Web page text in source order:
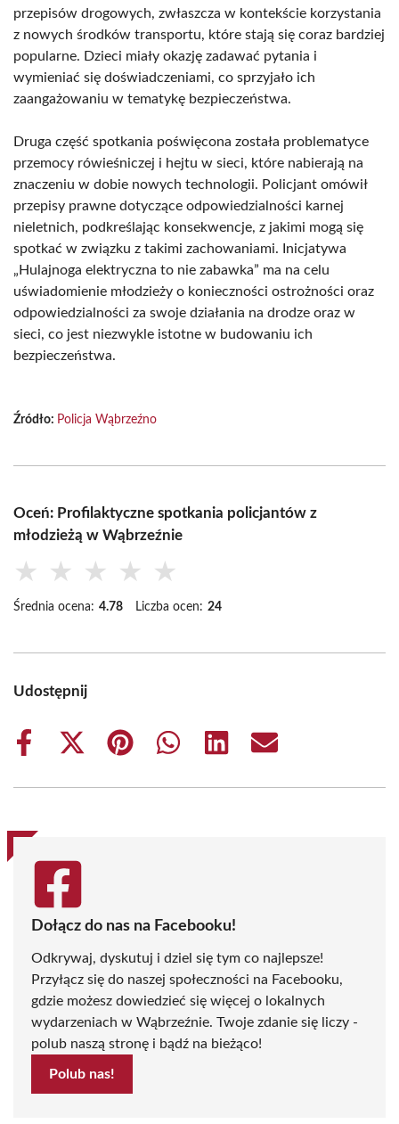
przepisów drogowych, zwłaszcza w kontekście korzystania
z nowych środków transportu, które stają się coraz bardziej
popularne. Dzieci miały okazję zadawać pytania i
wymieniać się doświadczeniami, co sprzyjało ich
zaangażowaniu w tematykę bezpieczeństwa.
Druga część spotkania poświęcona została problematyce
przemocy rówieśniczej i hejtu w sieci, które nabierają na
znaczeniu w dobie nowych technologii. Policjant omówił
przepisy prawne dotyczące odpowiedzialności karnej
nieletnich, podkreślając konsekwencje, z jakimi mogą się
spotkać w związku z takimi zachowaniami. Inicjatywa
„Hulajnoga elektryczna to nie zabawka” ma na celu
uświadomienie młodzieży o konieczności ostrożności oraz
odpowiedzialności za swoje działania na drodze oraz w
sieci, co jest niezwykle istotne w budowaniu ich
bezpieczeństwa.
Źródło: Policja Wąbrzeźno
Oceń: Profilaktyczne spotkania policjantów z
młodzieżą w Wąbrzeźnie
★ ★ ★ ★ ★
Średnia ocena: 4.78 Liczba ocen: 24
Udostępnij
Share
Share
(Twitter)
Share
Share
Share
Share
Dołącz do nas na Facebooku!
Odkrywaj, dyskutuj i dziel się tym co najlepsze!
Przyłącz się do naszej społeczności na Facebooku,
gdzie możesz dowiedzieć się więcej o lokalnych
wydarzeniach w Wąbrzeźnie. Twoje zdanie się liczy -
polub naszą stronę i bądź na bieżąco!
Polub nas!